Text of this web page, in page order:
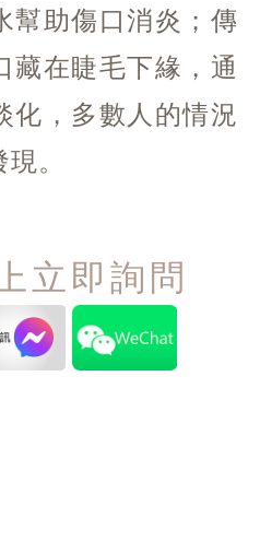
幫助傷口消炎；傳
藏在睫毛下緣，通
化，多數人的情況
。
立即詢問